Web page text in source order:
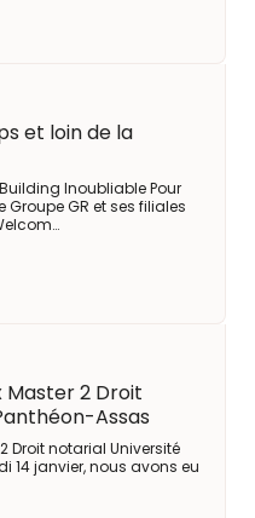
et loin de la
Inoubliable Pour
Groupe GR et ses filiales
Master 2 Droit
Assas
Droit notarial Université
14 janvier, nous avons eu